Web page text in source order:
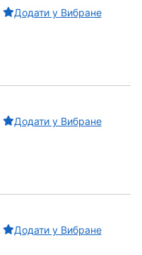
Додати у Вибране
Додати у Вибране
Додати у Вибране